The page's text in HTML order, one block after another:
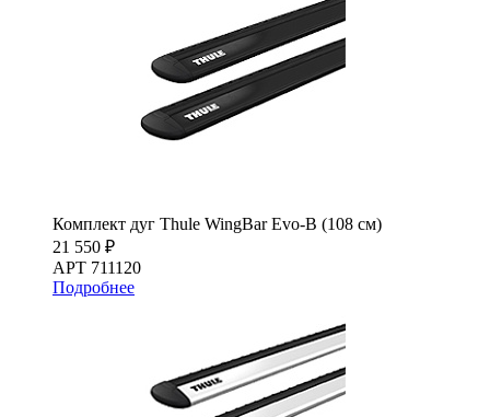
Комплект дуг Thule WingBar Evo-B (108 см)
21 550 ₽
АРТ 711120
Подробнее